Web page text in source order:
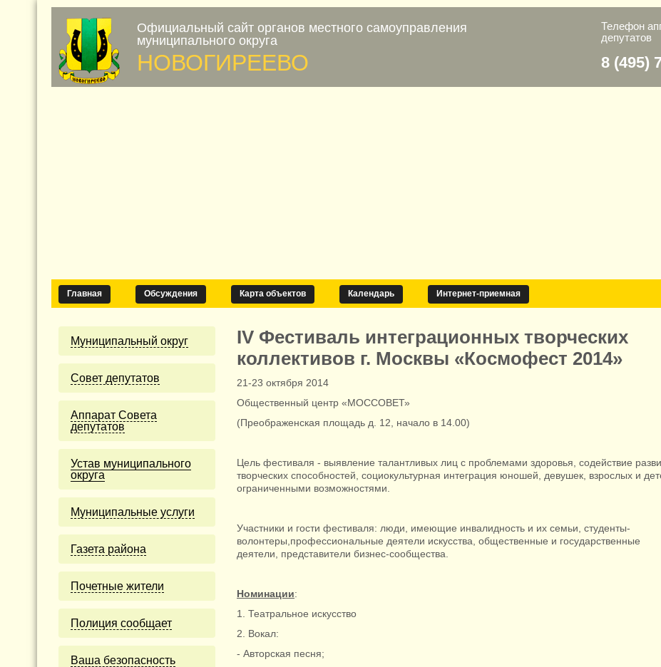
Официальный сайт органов местного самоуправления
муниципального округа
НОВОГИРЕЕВО
Телефон
депутатов
8 (495)
Главная Обсуждения Карта объектов Календарь Интернет-приемная
Муниципальный округ
Cовет депутатов
Аппарат Совета
депутатов
Устав муниципального
округа
Муниципальные услуги
Газета района
Почетные жители
Полиция сообщает
Ваша безопасность
IV Фестиваль интеграционных творческих
коллективов г. Москвы «Космофест 2014»
21-23 октября 2014
Общественный центр «МОССОВЕТ»
(Преображенская площадь д. 12, начало в 14.00)
Цель фестиваля - выявление талантливых лиц с проблемами здоровья, содействие
творческих способностей, социокультурная интеграция юношей, девушек, взрослых и
ограниченными возможностями.
Участники и гости фестиваля: люди, имеющие инвалидность и их семьи, студенты-
волонтеры,профессиональные деятели искусства, общественные и государственные
деятели, представители бизнес-сообщества.
Номинации:
1. Театральное искусство
2. Вокал:
- Авторская песня;